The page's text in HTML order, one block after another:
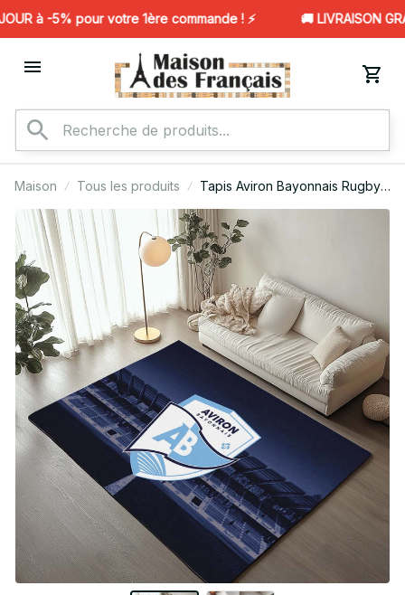
à -5% pour votre 1ère commande ! ⚡️ 🚚 LIVRAISON
Maison Tous les produits
Tapis Aviron Bayonnais Rugby
Club 02